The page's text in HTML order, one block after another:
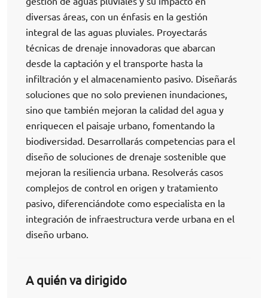
diversas áreas, con un énfasis en la gestión
integral de las aguas pluviales. Proyectarás
técnicas de drenaje innovadoras que abarcan
desde la captación y el transporte hasta la
infiltración y el almacenamiento pasivo. Diseñarás
soluciones que no solo previenen inundaciones,
sino que también mejoran la calidad del agua y
enriquecen el paisaje urbano, fomentando la
biodiversidad. Desarrollarás competencias para el
diseño de soluciones de drenaje sostenible que
mejoran la resiliencia urbana. Resolverás casos
complejos de control en origen y tratamiento
pasivo, diferenciándote como especialista en la
integración de infraestructura verde urbana en el
diseño urbano.
A quién va dirigido